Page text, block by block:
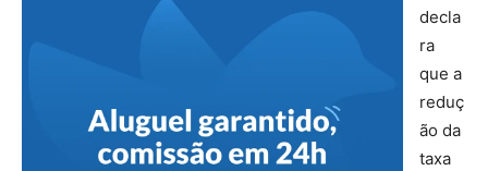
decla
ra
que a
reduç
ão da
taxa